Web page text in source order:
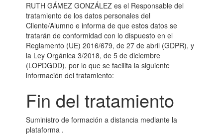
RUTH GÁMEZ GONZÁLEZ es el Responsable del
tratamiento de los datos personales del
Cliente/Alumno e informa de que estos datos se
tratarán de conformidad con lo dispuesto en el
Reglamento (UE) 2016/679, de 27 de abril (GDPR), y
la Ley Orgánica 3/2018, de 5 de diciembre
(LOPDGDD), por lo que se facilita la siguiente
información del tratamiento:
Fin del tratamiento
Suministro de formación a distancia mediante la
plataforma .